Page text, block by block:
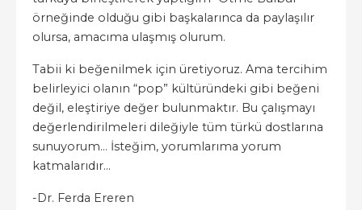
örneğinde olduğu gibi başkalarınca da paylaşılır
olursa, amacıma ulaşmış olurum.
Tabii ki beğenilmek için üretiyoruz. Ama tercihim
belirleyici olanın “pop” kültüründeki gibi beğeni
değil, eleştiriye değer bulunmaktır. Bu çalışmayı
değerlendirilmeleri dileğiyle tüm türkü dostlarına
sunuyorum... İsteğim, yorumlarıma yorum
katmalarıdır...
-Dr. Ferda Ereren